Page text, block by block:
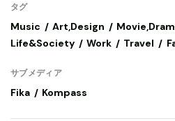
タグ
Music Art,Design
Life&Society
Work Travel
サブメディア
Fika Kompass